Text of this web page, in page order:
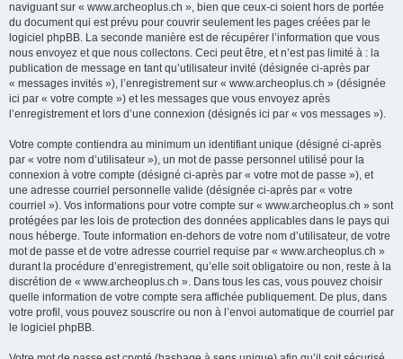
naviguant sur « www.archeoplus.ch », bien que ceux-ci soient hors de portée
du document qui est prévu pour couvrir seulement les pages créées par le
logiciel phpBB. La seconde manière est de récupérer l’information que vous
nous envoyez et que nous collectons. Ceci peut être, et n’est pas limité à : la
publication de message en tant qu’utilisateur invité (désignée ci-après par
« messages invités »), l’enregistrement sur « www.archeoplus.ch » (désignée
ici par « votre compte ») et les messages que vous envoyez après
l’enregistrement et lors d’une connexion (désignés ici par « vos messages »).
Votre compte contiendra au minimum un identifiant unique (désigné ci-après
par « votre nom d’utilisateur »), un mot de passe personnel utilisé pour la
connexion à votre compte (désigné ci-après par « votre mot de passe »), et
une adresse courriel personnelle valide (désignée ci-après par « votre
courriel »). Vos informations pour votre compte sur « www.archeoplus.ch » sont
protégées par les lois de protection des données applicables dans le pays qui
nous héberge. Toute information en-dehors de votre nom d’utilisateur, de votre
mot de passe et de votre adresse courriel requise par « www.archeoplus.ch »
durant la procédure d’enregistrement, qu’elle soit obligatoire ou non, reste à la
discrétion de « www.archeoplus.ch ». Dans tous les cas, vous pouvez choisir
quelle information de votre compte sera affichée publiquement. De plus, dans
votre profil, vous pouvez souscrire ou non à l’envoi automatique de courriel par
le logiciel phpBB.